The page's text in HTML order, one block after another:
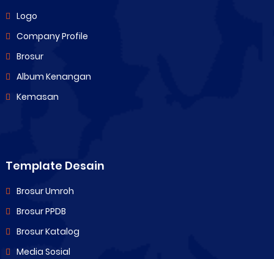
Logo
Company Profile
Brosur
Album Kenangan
Kemasan
Template Desain
Brosur Umroh
Brosur PPDB
Brosur Katalog
Media Sosial